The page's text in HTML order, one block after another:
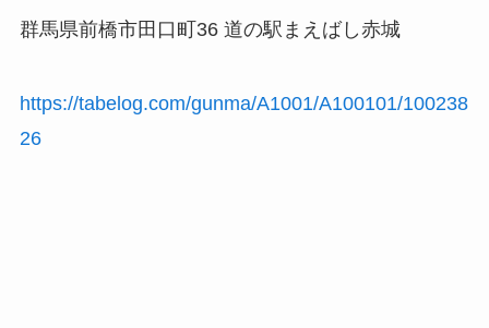
群馬県前橋市田口町36 道の駅まえばし赤城
https://tabelog.com/gunma/A1001/A100101/100238
26